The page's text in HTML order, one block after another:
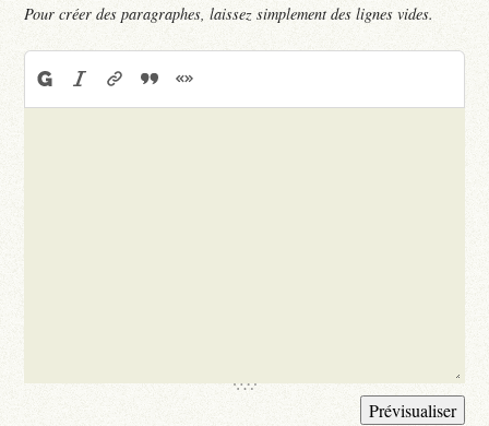
Pour créer des paragraphes, laissez simplement des lignes vides.